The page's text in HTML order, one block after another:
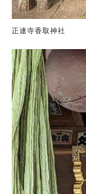
正連寺香取神社